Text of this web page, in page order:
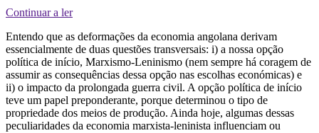
Continuar a ler
Entendo que as deformações da economia angolana derivam
essencialmente de duas questões transversais: i) a nossa opção
política de início, Marxismo-Leninismo (nem sempre há coragem de
assumir as consequências dessa opção nas escolhas económicas) e
ii) o impacto da prolongada guerra civil. A opção política de início
teve um papel preponderante, porque determinou o tipo de
propriedade dos meios de produção. Ainda hoje, algumas dessas
peculiaridades da economia marxista-leninista influenciam ou